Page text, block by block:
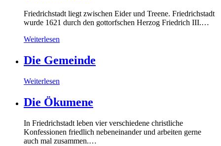
Friedrichstadt liegt zwischen Eider und Treene. Friedrichstadt
wurde 1621 durch den gottorfschen Herzog Friedrich III.…
Weiterlesen
Die Gemeinde
Weiterlesen
Die Ökumene
In Friedrichstadt leben vier verschiedene christliche
Konfessionen friedlich nebeneinander und arbeiten gerne
auch mal zusammen.…